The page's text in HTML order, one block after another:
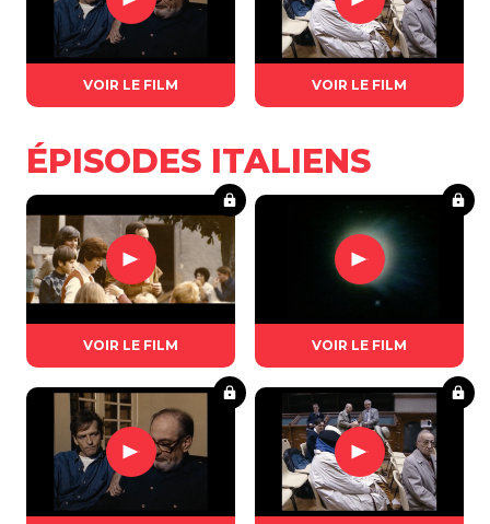
VOIR LE FILM VOIR LE FILM
ÉPISODES ITALIENS
VOIR LE FILM VOIR LE FILM